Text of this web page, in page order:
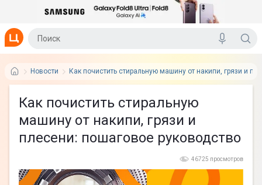
Новости Как почистить стиральную машину от накипи, грязи и
Как почистить стиральную
машину от накипи, грязи и
плесени: пошаговое руководство
46725 просмотров